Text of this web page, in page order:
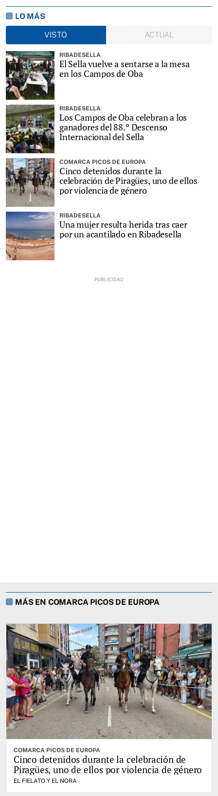
LO MÁS
VISTO
ACTUAL
RIBADESELLA
El Sella vuelve a sentarse a la mesa
en los Campos de Oba
RIBADESELLA
Los Campos de Oba celebran a los
ganadores del 88.º Descenso
Internacional del Sella
COMARCA PICOS DE EUROPA
Cinco detenidos durante la
celebración de Piragües, uno de ellos
por violencia de género
RIBADESELLA
Una mujer resulta herida tras caer
por un acantilado en Ribadesella
MÁS EN COMARCA PICOS DE EUROPA
COMARCA PICOS DE EUROPA
Cinco detenidos durante la celebración de
Piragües, uno de ellos por violencia de género
EL FIELATO Y EL NORA